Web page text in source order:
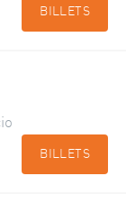
BILLETS
BILLETS